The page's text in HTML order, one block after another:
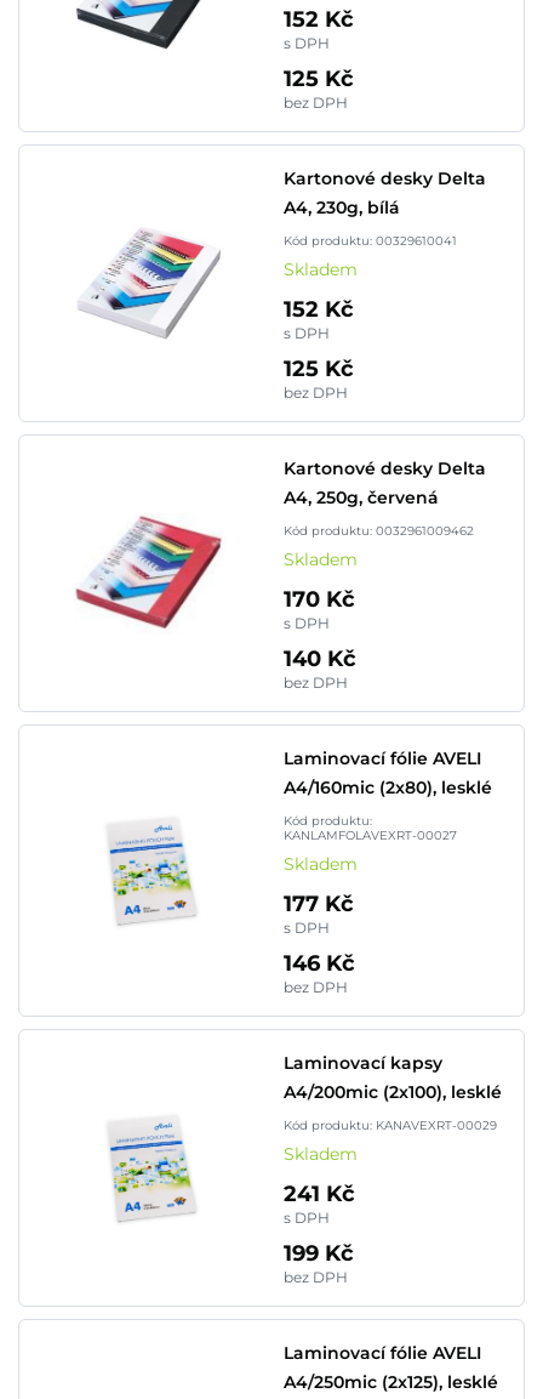
152 Kč
s DPH
125 Kč
bez DPH
Kartonové desky Delta
A4, 230g, bílá
Kód produktu: 00329610041
Skladem
152 Kč
s DPH
125 Kč
bez DPH
Kartonové desky Delta
A4, 250g, červená
Kód produktu: 0032961009462
Skladem
170 Kč
s DPH
140 Kč
bez DPH
Laminovací fólie AVELI
A4/160mic (2x80), lesklé
Kód produktu:
KANLAMFOLAVEXRT-00027
Skladem
177 Kč
s DPH
146 Kč
bez DPH
Laminovací kapsy
A4/200mic (2x100), lesklé
Kód produktu: KANAVEXRT-00029
Skladem
241 Kč
s DPH
199 Kč
bez DPH
Laminovací fólie AVELI
A4/250mic (2x125), lesklé